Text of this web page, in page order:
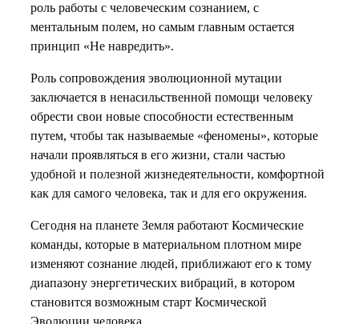
роль работы с человеческим сознанием, с
ментальным полем, но самым главным остается
принцип «Не навредить».
Роль сопровождения эволюционной мутации
заключается в ненасильственной помощи человеку
обрести свои новые способности естественным
путем, чтобы так называемые «феномены», которые
начали проявляться в его жизни, стали частью
удобной и полезной жизнедеятельности, комфортной
как для самого человека, так и для его окружения.
Сегодня на планете Земля работают Космические
команды, которые в материальном плотном мире
изменяют сознание людей, приближают его к тому
диапазону энергетических вибраций, в котором
становится возможным старт Космической